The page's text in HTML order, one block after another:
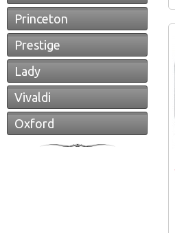
Princeton
Prestige
Lady
Vivaldi
Oxford